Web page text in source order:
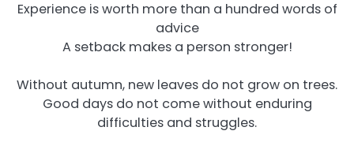
Experience is worth more than a hundred words of
advice
A setback makes a person stronger!
Without autumn, new leaves do not grow on trees.
Good days do not come without enduring
difficulties and struggles.